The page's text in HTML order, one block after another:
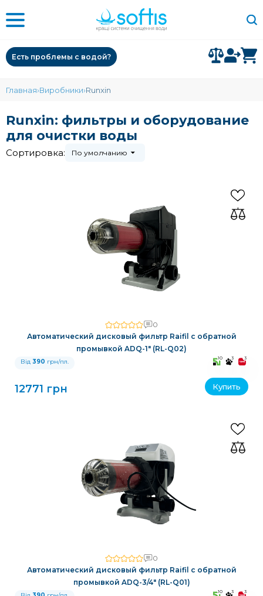
Есть проблемы с водой?
Главная Виробники Runxin
Runxin: фильтры и оборудование
для очистки воды
Сортировка: По умолчанию
0
Автоматический дисковый фильтр Raifil с обратной
промывкой ADQ-1" (RL-Q02)
Від 390 грн/пл. 10 3 3
12771 грн Купить
0
Автоматический дисковый фильтр Raifil с обратной
промывкой ADQ-3/4" (RL-Q01)
10 3 3